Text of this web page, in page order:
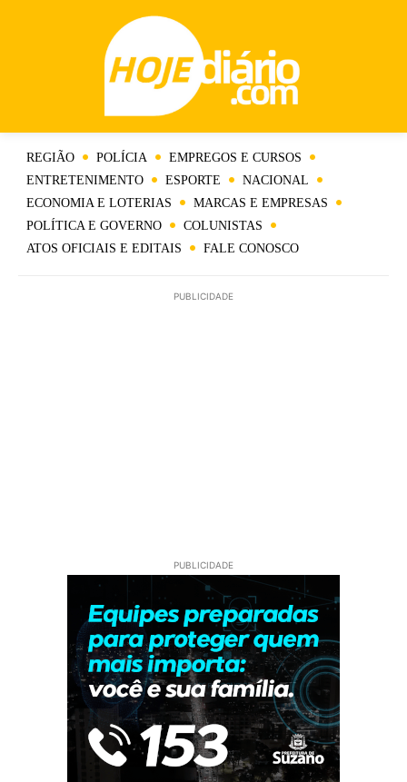
REGIÃO POLÍCIA
EMPREGOS E CURSOS
ENTRETENIMENTO
ESPORTE
NACIONAL
ECONOMIA E LOTERIAS
MARCAS E EMPRESAS
POLÍTICA E GOVERNO
COLUNISTAS
ATOS OFICIAIS E EDITAIS
FALE CONOSCO
PUBLICIDADE
PUBLICIDADE